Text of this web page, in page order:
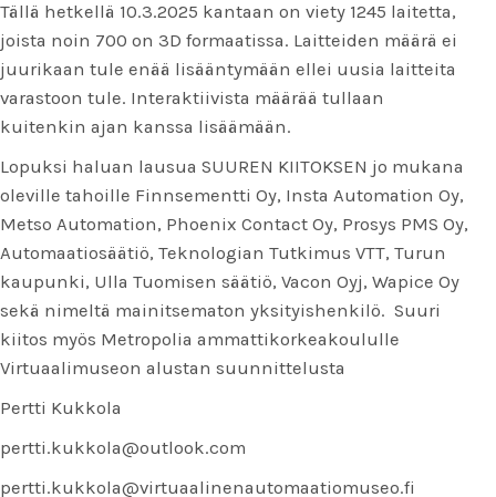
Tällä hetkellä 10.3.2025 kantaan on viety 1245 laitetta,
joista noin 700 on 3D formaatissa. Laitteiden määrä ei
juurikaan tule enää lisääntymään ellei uusia laitteita
varastoon tule. Interaktiivista määrää tullaan
kuitenkin ajan kanssa lisäämään.
Lopuksi haluan lausua SUUREN KIITOKSEN jo mukana
oleville tahoille Finnsementti Oy, Insta Automation Oy,
Metso Automation, Phoenix Contact Oy, Prosys PMS Oy,
Automaatiosäätiö, Teknologian Tutkimus VTT, Turun
kaupunki, Ulla Tuomisen säätiö, Vacon Oyj, Wapice Oy
sekä nimeltä mainitsematon yksityishenkilö. Suuri
kiitos myös Metropolia ammattikorkeakoululle
Virtuaalimuseon alustan suunnittelusta
Pertti Kukkola
pertti.kukkola@outlook.com
pertti.kukkola@virtuaalinenautomaatiomuseo.fi